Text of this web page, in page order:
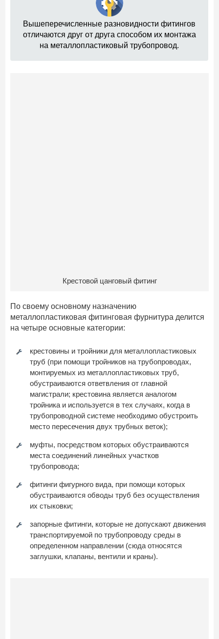
Вышеперечисленные разновидности фитингов
отличаются друг от друга способом их монтажа
на металлопластиковый трубопровод.
Крестовой цанговый фитинг
По своему основному назначению
металлопластиковая фитинговая фурнитура делится
на четыре основные категории:
крестовины и тройники для металлопластиковых
труб (при помощи тройников на трубопроводах,
монтируемых из металлопластиковых труб,
обустраиваются ответвления от главной
магистрали; крестовина является аналогом
тройника и используется в тех случаях, когда в
трубопроводной системе необходимо обустроить
место пересечения двух трубных веток);
муфты, посредством которых обустраиваются
места соединений линейных участков
трубопровода;
фитинги фигурного вида, при помощи которых
обустраиваются обводы труб без осуществления
их стыковки;
запорные фитинги, которые не допускают движения
транспортируемой по трубопроводу среды в
определенном направлении (сюда относятся
заглушки, клапаны, вентили и краны).